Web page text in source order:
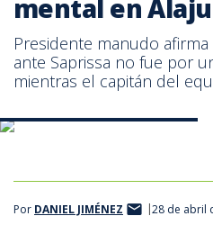
mental en
Presidente manudo
ante Saprissa no fue por
mientras el capitán del
Por DANIEL JIMÉNEZ 28 de abril